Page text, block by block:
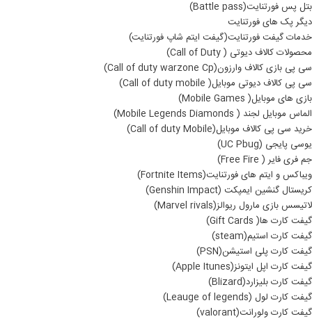
بتل پس فورتنایت(Battle pass)
دیگر پک های فورتنایت
خدمات گیفت فورتنایت(گیفت ایتم شاپ فورتنایت)
محصولات کالاف دیوتی ( Call of Duty)
سی پی بازی کالاف وارزون(Call of duty warzone Cp)
سی پی کالاف دیوتی موبایل( Call of duty mobile)
بازی های موبایل( Mobile Games)
الماس موبایل لجند ( Mobile Legends Diamonds)
خرید سی پی کالاف موبایل(Call of duty Mobile)
یوسی پایجی (UC Pbug)
جم فری فایر ( Free Fire)
ویباکس و ایتم های فورتنایت(Fortnite Items)
کریستال گنشین ایمپکت (Genshin Impact)
لاتیسس بازی مارول ریوالز(Marvel rivals)
گیفت کارت ها( Gift Cards)
گیفت کارت استیم(steam)
گیفت کارت پلی استیشن(PSN)
گیفت کارت اپل ایتونز(Apple Itunes)
گیفت کارت بلیزارد(Blizard)
گیفت کارت لول (Leauge of legends)
گیفت کارت ولورانت(valorant)